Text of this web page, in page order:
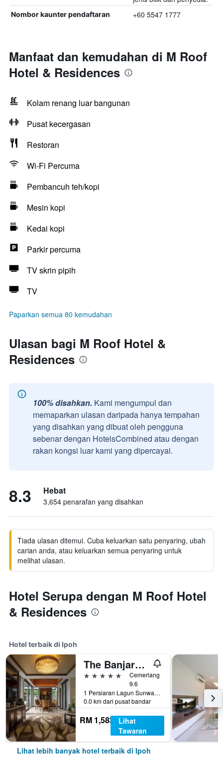
Nombor kaunter pendaftaran +60 5547 1777
Manfaat dan kemudahan di M Roof
Hotel & Residences
Kolam renang luar bangunan
Pusat kecergasan
Restoran
Wi-Fi Percuma
Pembancuh teh/kopi
Mesin kopi
Kedai kopi
Parkir percuma
TV skrin pipih
TV
Paparkan semua 80 kemudahan
Ulasan bagi M Roof Hotel &
Residences
100% disahkan. Kami mengumpul dan
memaparkan ulasan daripada hanya tempahan
yang disahkan yang dibuat oleh pengguna
sebenar dengan HotelsCombined atau dengan
rakan kongsi luar kami yang dipercayai.
8.3 Hebat
3,654 penarafan yang disahkan
Tiada ulasan ditemui. Cuba keluarkan satu penyaring, ubah
carian anda, atau keluarkan semua penyaring untuk
melihat ulasan.
Hotel Serupa dengan M Roof Hotel
& Residences
Hotel terbaik di Ipoh
The Banjaran Hotsprings Retreat
5 bintang
Cemerlang
9.6
1 Persiaran Lagun Sunway 3, Ipoh, Malaysia
0.0 km dari pusat bandar
RM 1,583
Lihat
Tawaran
Lihat lebih banyak hotel terbaik di Ipoh